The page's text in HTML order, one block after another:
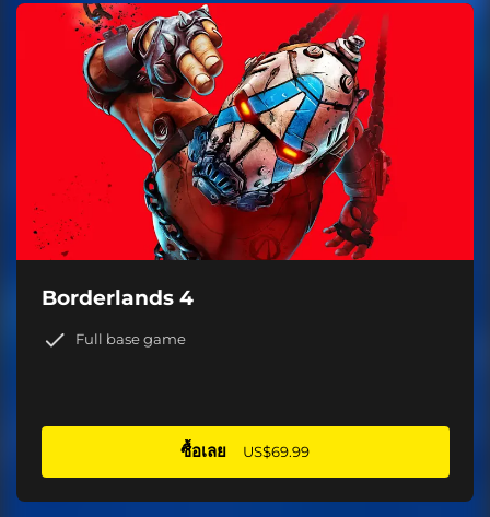
Borderlands 4
Full base game
ซื้อเลย US$69.99